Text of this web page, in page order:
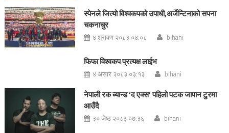
स्पेनले जित्यो विश्वकपको उपाधी,अर्जेन्टिनाको सपना
चकनाचुर
४ श्रावण २०८३ ०४:०८ bihani
फिफा विश्वकप प्रत्यक्ष लाईभ
४ असार २०८३ ०३:१३ bihani
नेपाली रक ब्यान्ड ‘द एक्स’ पहिलो पटक जापान टुरमा
आउँदै
३० जेष्ठ २०८३ ०७:३६ bihani